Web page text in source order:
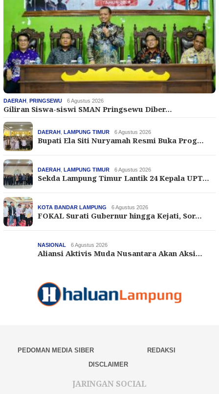
DAERAH PRINGSEWU 6 Agustus 2026
Giliran Siswa-siswi SMAN Pringsewu Diber…
DAERAH LAMPUNG TIMUR 6 Agustus 2026
Bupati Ela Siti Nuryamah Resmi Buka Prog…
DAERAH LAMPUNG TIMUR 6 Agustus 2026
Sekda Lampung Timur Lantik 24 Kepala UPT…
KOTA BANDAR LAMPUNG 6 Agustus 2026
FOKAL Surati Gubernur hingga Kejati, Sor…
NASIONAL 6 Agustus 2026
Aliansi Aktivis Muda Nusantara Akan Aksi…
PEDOMAN MEDIA SIBER
REDAKSI
DISCLAIMER
JARINGAN SOCIAL